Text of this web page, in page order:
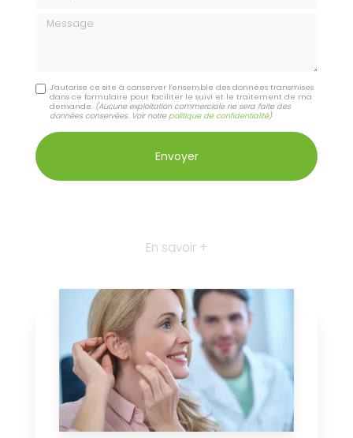
Message
J'autorise ce site à conserver l'ensemble des données transmises
dans ce formulaire pour faciliter le suivi et le traitement de ma
demande. (Aucune exploitation commerciale ne sera faite des
données conservées. Voir notrepolitique de confidentialité)
En savoir +